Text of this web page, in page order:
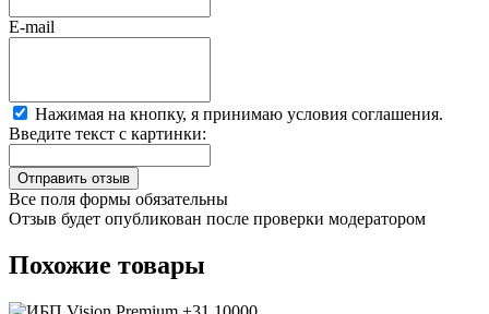
E-mail
Нажимая на кнопку, я принимаю условия соглашения.
Введите текст с картинки:
Все поля формы обязательны
Отзыв будет опубликован после проверки модератором
Похожие товары